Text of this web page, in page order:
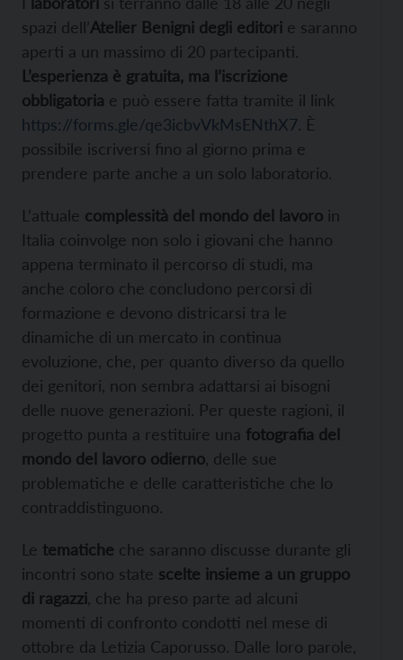
spazi dell’Atelier Benigni degli editori e saranno
aperti a un massimo di 20 partecipanti.
L’esperienza è gratuita, ma l’iscrizione
obbligatoria e può essere fatta tramite il link
https://forms.gle/qe3icbvVkMsENthX7. È
possibile iscriversi fino al giorno prima e
prendere parte anche a un solo laboratorio.
L’attuale complessità del mondo del lavoro in
Italia coinvolge non solo i giovani che hanno
appena terminato il percorso di studi, ma
anche coloro che concludono percorsi di
formazione e devono districarsi tra le
dinamiche di un mercato in continua
evoluzione, che, per quanto diverso da quello
dei genitori, non sembra adattarsi ai bisogni
delle nuove generazioni. Per queste ragioni, il
progetto punta a restituire una fotografia del
mondo del lavoro odierno , delle sue
problematiche e delle caratteristiche che lo
contraddistinguono.
Le tematiche che saranno discusse durante gli
incontri sono state scelte insieme a un gruppo
di ragazzi , che ha preso parte ad alcuni
momenti di confronto condotti nel mese di
ottobre da Letizia Caporusso. Dalle loro parole,